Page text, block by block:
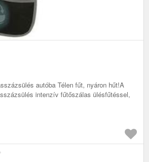
autóba Télen fűt, nyáron hűt!A
intenzív fűtőszálas ülésfűtéssel,